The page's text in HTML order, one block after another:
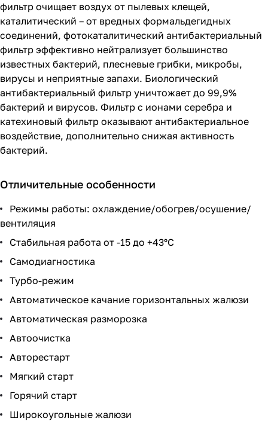
фильтр очищает воздух от пылевых клещей,
каталитический – от вредных формальдегидных
соединений, фотокаталитический антибактериальный
фильтр эффективно нейтрализует большинство
известных бактерий, плесневые грибки, микробы,
вирусы и неприятные запахи. Биологический
антибактериальный фильтр уничтожает до 99,9%
бактерий и вирусов. Фильтр с ионами серебра и
катехиновый фильтр оказывают антибактериальное
воздействие, дополнительно снижая активность
бактерий.
Отличительные особенности
Режимы работы: охлаждение/обогрев/осушение/
вентиляция
Стабильная работа от -15 до +43°C
Самодиагностика
Турбо-режим
Автоматическое качание горизонтальных жалюзи
Автоматическая разморозка
Автоочистка
Авторестарт
Мягкий старт
Горячий старт
Широкоугольные жалюзи